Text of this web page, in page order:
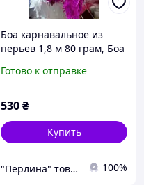
Боа карнавальное из
перьев 1,8 м 80 грам, Боа
цикламен
Готово к отправке
530₴
Купить
"Перлина" товари для шиття та рукоділля 100%